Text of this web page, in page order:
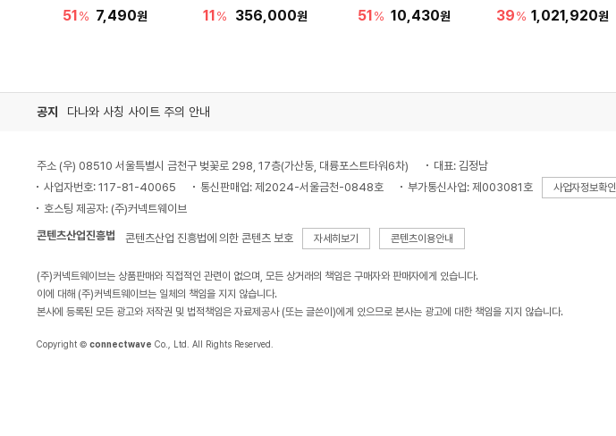
51% 7,490원 11% 356,000원 51% 10,430원 39% 1,021,920원
공지 다나와 사칭 사이트 주의 안내
주소 (우) 08510 서울특별시 금천구 벚꽃로 298, 17층(가산동, 대륭포스트타워6차)
대표: 김정남
사업자번호: 117-81-40065
통신판매업: 제2024-서울금천-0848호 부가통신사업: 제003081호 사업자정보확인
호스팅 제공자: (주)커넥트웨이브
콘텐츠산업진흥법
콘텐츠산업 진흥법에 의한 콘텐츠 보호 자세히보기 콘텐츠이용안내
(주)커넥트웨이브는 상품판매와 직접적인 관련이 없으며, 모든 상거래의 책임은 구매자와 판매자에게 있습니다.
이에 대해 (주)커넥트웨이브는 일체의 책임을 지지 않습니다.
본사에 등록된 모든 광고와 저작권 및 법적책임은 자료제공사 (또는 글쓴이)에게 있으므로 본사는 광고에 대한 책임을 지지 않습니다.
Copyright © connectwave Co., Ltd. All Rights Reserved.